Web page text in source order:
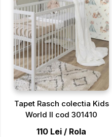
Tapet Rasch colectia Kids
World II cod 301410
110 Lei / Rola